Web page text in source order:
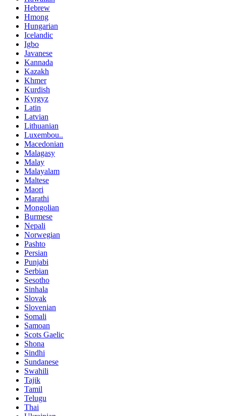
Hebrew
Hmong
Hungarian
Icelandic
Igbo
Javanese
Kannada
Kazakh
Khmer
Kurdish
Kyrgyz
Latin
Latvian
Lithuanian
Luxembou..
Macedonian
Malagasy
Malay
Malayalam
Maltese
Maori
Marathi
Mongolian
Burmese
Nepali
Norwegian
Pashto
Persian
Punjabi
Serbian
Sesotho
Sinhala
Slovak
Slovenian
Somali
Samoan
Scots Gaelic
Shona
Sindhi
Sundanese
Swahili
Tajik
Tamil
Telugu
Thai